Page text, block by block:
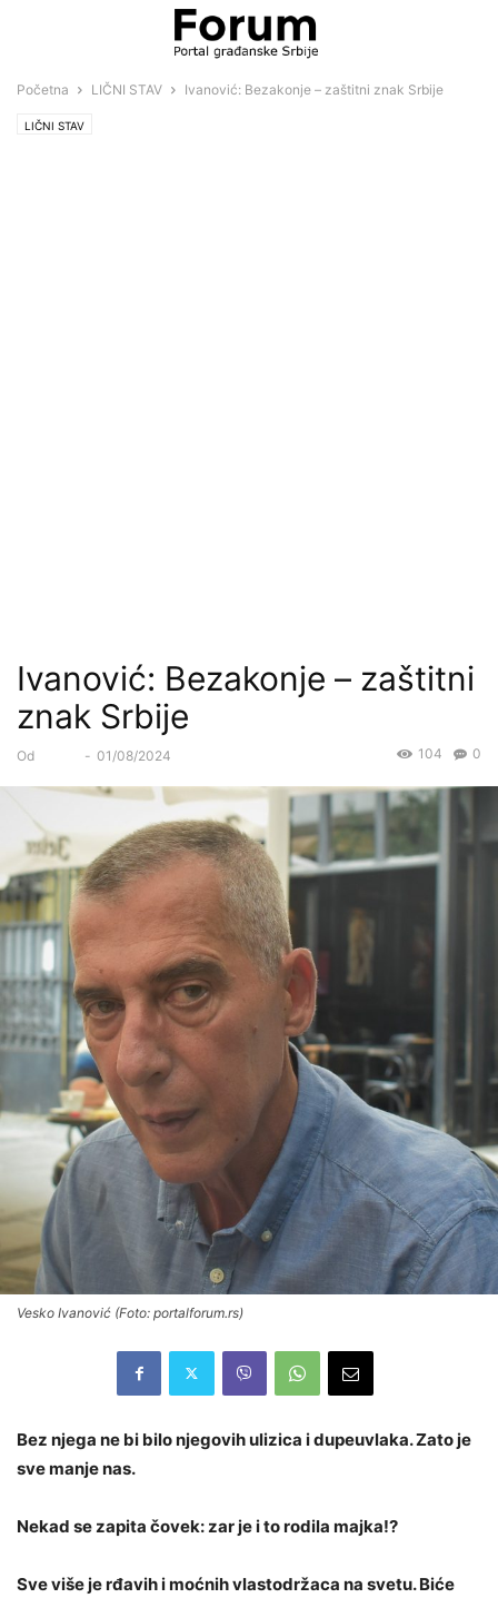
Početna LIČNI STAV Ivanović: Bezakonje – zaštitni znak Srbije
LIČNI STAV
Ivanović: Bezakonje – zaštitni
znak Srbije
Od - 01/08/2024 0
104
Vesko Ivanović (Foto: portalforum.rs)
Bez njega ne bi bilo njegovih ulizica i dupeuvlaka. Zato je
sve manje nas.
Nekad se zapita čovek: zar je i to rodila majka!?
Sve više je rđavih i moćnih vlastodržaca na svetu. Biće